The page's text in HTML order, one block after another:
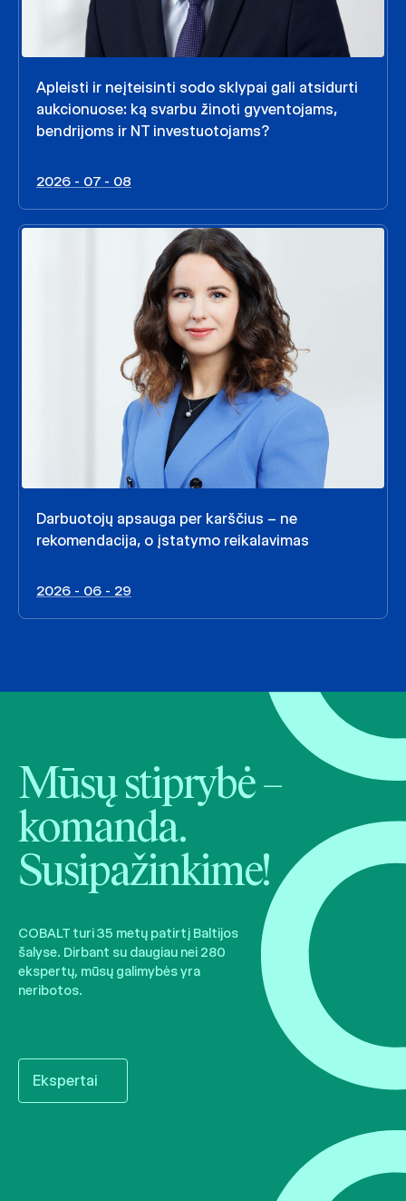
Apleisti ir neįteisinti sodo sklypai gali atsidurti
aukcionuose: ką svarbu žinoti gyventojams,
bendrijoms ir NT investuotojams?
2026 - 07 - 08
Darbuotojų apsauga per karščius – ne
rekomendacija, o įstatymo reikalavimas
2026 - 06 - 29
Mūsų stiprybė –
komanda.
Susipažinkime!
COBALT turi 35 metų patirtį Baltijos
šalyse. Dirbant su daugiau nei 280
ekspertų, mūsų galimybės yra
neribotos.
Ekspertai